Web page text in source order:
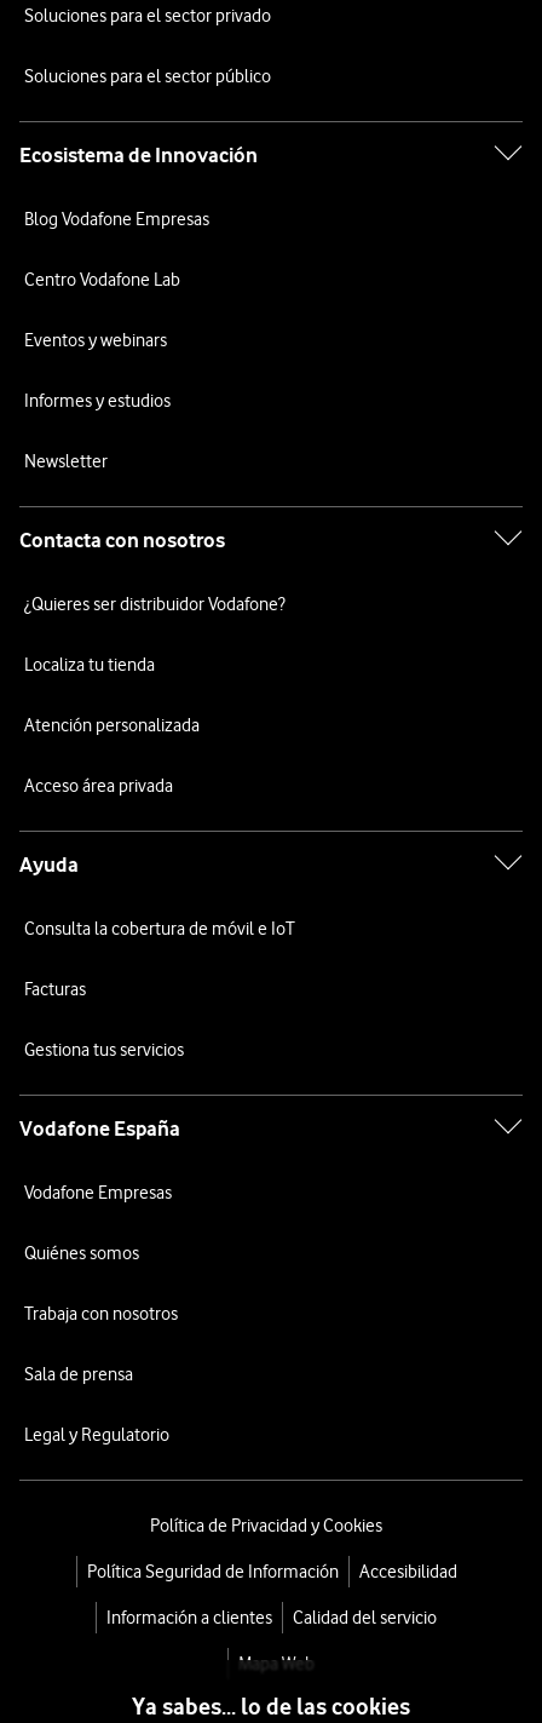
Soluciones para el sector privado
Soluciones para el sector público
Ecosistema de Innovación
Blog Vodafone Empresas
Centro Vodafone Lab
Eventos y webinars
Informes y estudios
Newsletter
Contacta con nosotros
¿Quieres ser distribuidor Vodafone?
Localiza tu tienda
Atención personalizada
Acceso área privada
Ayuda
Consulta la cobertura de móvil e IoT
Facturas
Gestiona tus servicios
Vodafone España
Vodafone Empresas
Quiénes somos
Trabaja con nosotros
Sala de prensa
Legal y Regulatorio
Política de Privacidad y Cookies
Política Seguridad de Información Accesibilidad
Información a clientes Calidad del servicio
Mapa Web
Ya sabes... lo de las cookies